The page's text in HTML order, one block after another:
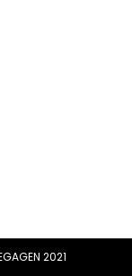
2021